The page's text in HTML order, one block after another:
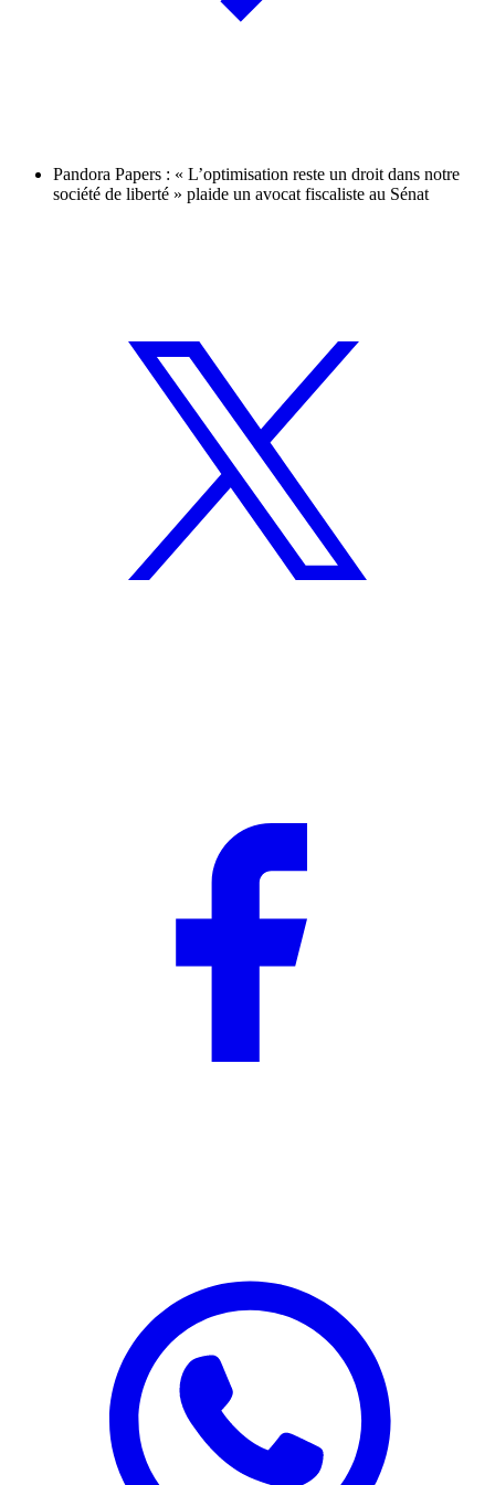
Pandora Papers : « L’optimisation reste un droit dans notre
société de liberté » plaide un avocat fiscaliste au Sénat